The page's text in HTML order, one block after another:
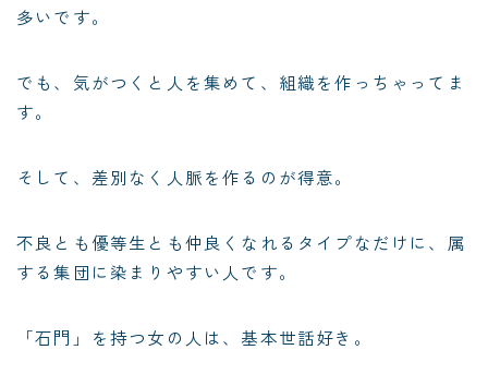
多いです。
でも、気がつくと人を集めて、組織を作っちゃってま
す。
そして、差別なく人脈を作るのが得意。
不良とも優等生とも仲良くなれるタイプなだけに、属
する集団に染まりやすい人です。
「石門」を持つ女の人は、基本世話好き。